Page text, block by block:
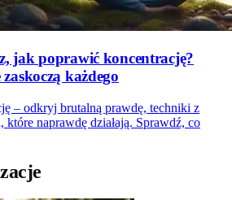
jak poprawić koncentrację?
każdego
– odkryj brutalną prawdę, techniki z
naprawdę działają. Sprawdź, co